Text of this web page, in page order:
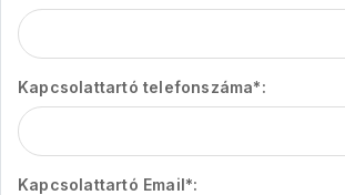
Kapcsolattartó telefonszáma*:
Kapcsolattartó Email*: